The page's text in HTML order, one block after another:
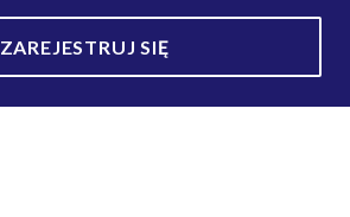
ZAREJESTRUJ SIĘ